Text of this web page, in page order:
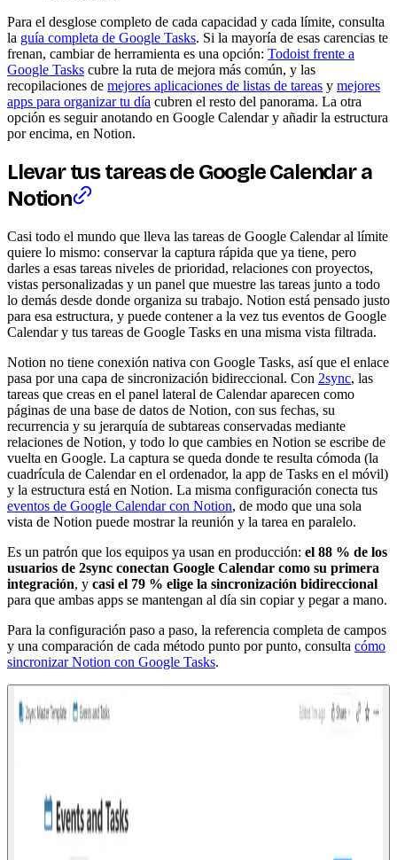
Para el desglose completo de cada capacidad y cada límite, consulta
la guía completa de Google Tasks. Si la mayoría de esas carencias te
frenan, cambiar de herramienta es una opción: Todoist frente a
Google Tasks cubre la ruta de mejora más común, y las
recopilaciones de mejores aplicaciones de listas de tareas y mejores
apps para organizar tu día cubren el resto del panorama. La otra
opción es seguir anotando en Google Calendar y añadir la estructura
por encima, en Notion.
Llevar tus tareas de Google Calendar a
Notion
Casi todo el mundo que lleva las tareas de Google Calendar al límite
quiere lo mismo: conservar la captura rápida que ya tiene, pero
darles a esas tareas niveles de prioridad, relaciones con proyectos,
vistas personalizadas y un panel que muestre las tareas junto a todo
lo demás desde donde organiza su trabajo. Notion está pensado justo
para esa estructura, y puede contener a la vez tus eventos de Google
Calendar y tus tareas de Google Tasks en una misma vista filtrada.
Notion no tiene conexión nativa con Google Tasks, así que el enlace
pasa por una capa de sincronización bidireccional. Con 2sync, las
tareas que creas en el panel lateral de Calendar aparecen como
páginas de una base de datos de Notion, con sus fechas, su
recurrencia y su jerarquía de subtareas conservadas mediante
relaciones de Notion, y todo lo que cambies en Notion se escribe de
vuelta en Google. La captura se queda donde te resulta cómoda (la
cuadrícula de Calendar en el ordenador, la app de Tasks en el móvil)
y la estructura está en Notion. La misma configuración conecta tus
eventos de Google Calendar con Notion, de modo que una sola
vista de Notion puede mostrar la reunión y la tarea en paralelo.
Es un patrón que los equipos ya usan en producción: el 88 % de los
usuarios de 2sync conectan Google Calendar como su primera
integración, y casi el 79 % elige la sincronización bidireccional
para que ambas apps se mantengan al día sin copiar y pegar a mano.
Para la configuración paso a paso, la referencia completa de campos
y una comparación de cada método punto por punto, consulta cómo
sincronizar Notion con Google Tasks.